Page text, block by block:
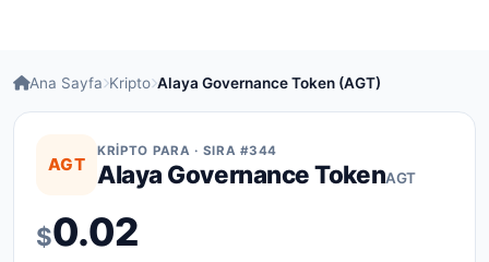
Ana Sayfa Kripto Alaya Governance Token (AGT)
AGT
KRIPTO PARA · SIRA #344
Alaya Governance TokenAGT
$0.02